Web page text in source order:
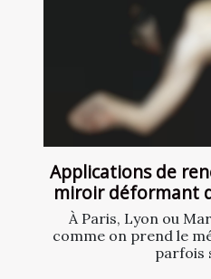
Applications de
miroir déformant
À Paris, Lyon ou
comme on prend le
parfois